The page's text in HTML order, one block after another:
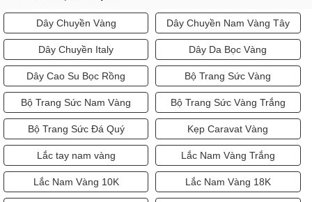
Dây Chuyền Vàng Dây Chuyền Nam Vàng Tây
Dây Chuyền Italy Dây Da Bọc Vàng
Dây Cao Su Bọc Rồng Bộ Trang Sức Vàng
Bộ Trang Sức Nam Vàng Bộ Trang Sức Vàng Trắng
Bộ Trang Sức Đá Quý Kẹp Caravat Vàng
Lắc tay nam vàng Lắc Nam Vàng Trắng
Lắc Nam Vàng 10K Lắc Nam Vàng 18K